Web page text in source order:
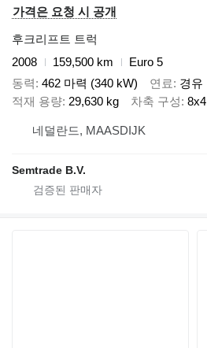
가격은 요청 시 공개
후크리프트 트럭
2008
159,500 km
Euro 5
동력 462 마력 (340 kW) 연료
경유
적재 용량 29,630 kg 차축 구성 8x4
네덜란드, MAASDIJK
Semtrade B.V.